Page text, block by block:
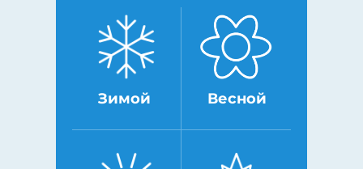
Зимой Весной